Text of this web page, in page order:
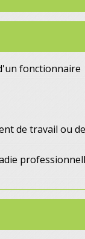
fonctionnaire
de travail ou